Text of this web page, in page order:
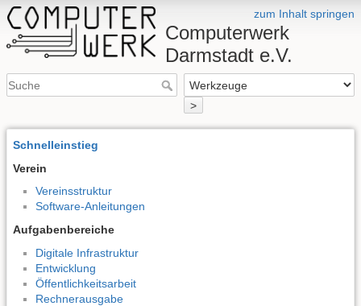
zum Inhalt springen
Computerwerk
Darmstadt e.V.
>
Schnelleinstieg
Verein
Vereinsstruktur
Software-Anleitungen
Aufgabenbereiche
Digitale Infrastruktur
Entwicklung
Öffentlichkeitsarbeit
Rechnerausgabe